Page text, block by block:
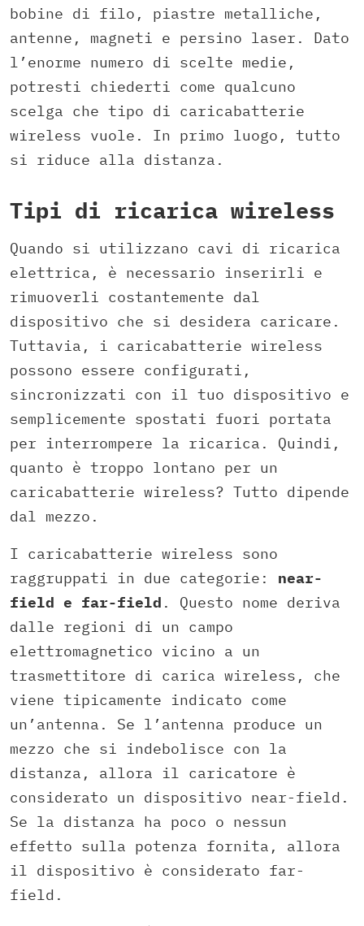
bobine di filo, piastre metalliche,
antenne, magneti e persino laser. Dato
l’enorme numero di scelte medie,
potresti chiederti come qualcuno
scelga che tipo di caricabatterie
wireless vuole. In primo luogo, tutto
si riduce alla distanza.
Tipi di ricarica wireless
Quando si utilizzano cavi di ricarica
elettrica, è necessario inserirli e
rimuoverli costantemente dal
dispositivo che si desidera caricare.
Tuttavia, i caricabatterie wireless
possono essere configurati,
sincronizzati con il tuo dispositivo e
semplicemente spostati fuori portata
per interrompere la ricarica. Quindi,
quanto è troppo lontano per un
caricabatterie wireless? Tutto dipende
dal mezzo.
I caricabatterie wireless sono
raggruppati in due categorie: near-
field e far-field . Questo nome deriva
dalle regioni di un campo
elettromagnetico vicino a un
trasmettitore di carica wireless, che
viene tipicamente indicato come
un’antenna. Se l’antenna produce un
mezzo che si indebolisce con la
distanza, allora il caricatore è
considerato un dispositivo near-field.
Se la distanza ha poco o nessun
effetto sulla potenza fornita, allora
il dispositivo è considerato far-
field.